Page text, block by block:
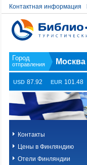
Контактная информация
Москва
USD 87.92 EUR 101.48
Контакты
Цены в Финляндию
Отели Финляндии